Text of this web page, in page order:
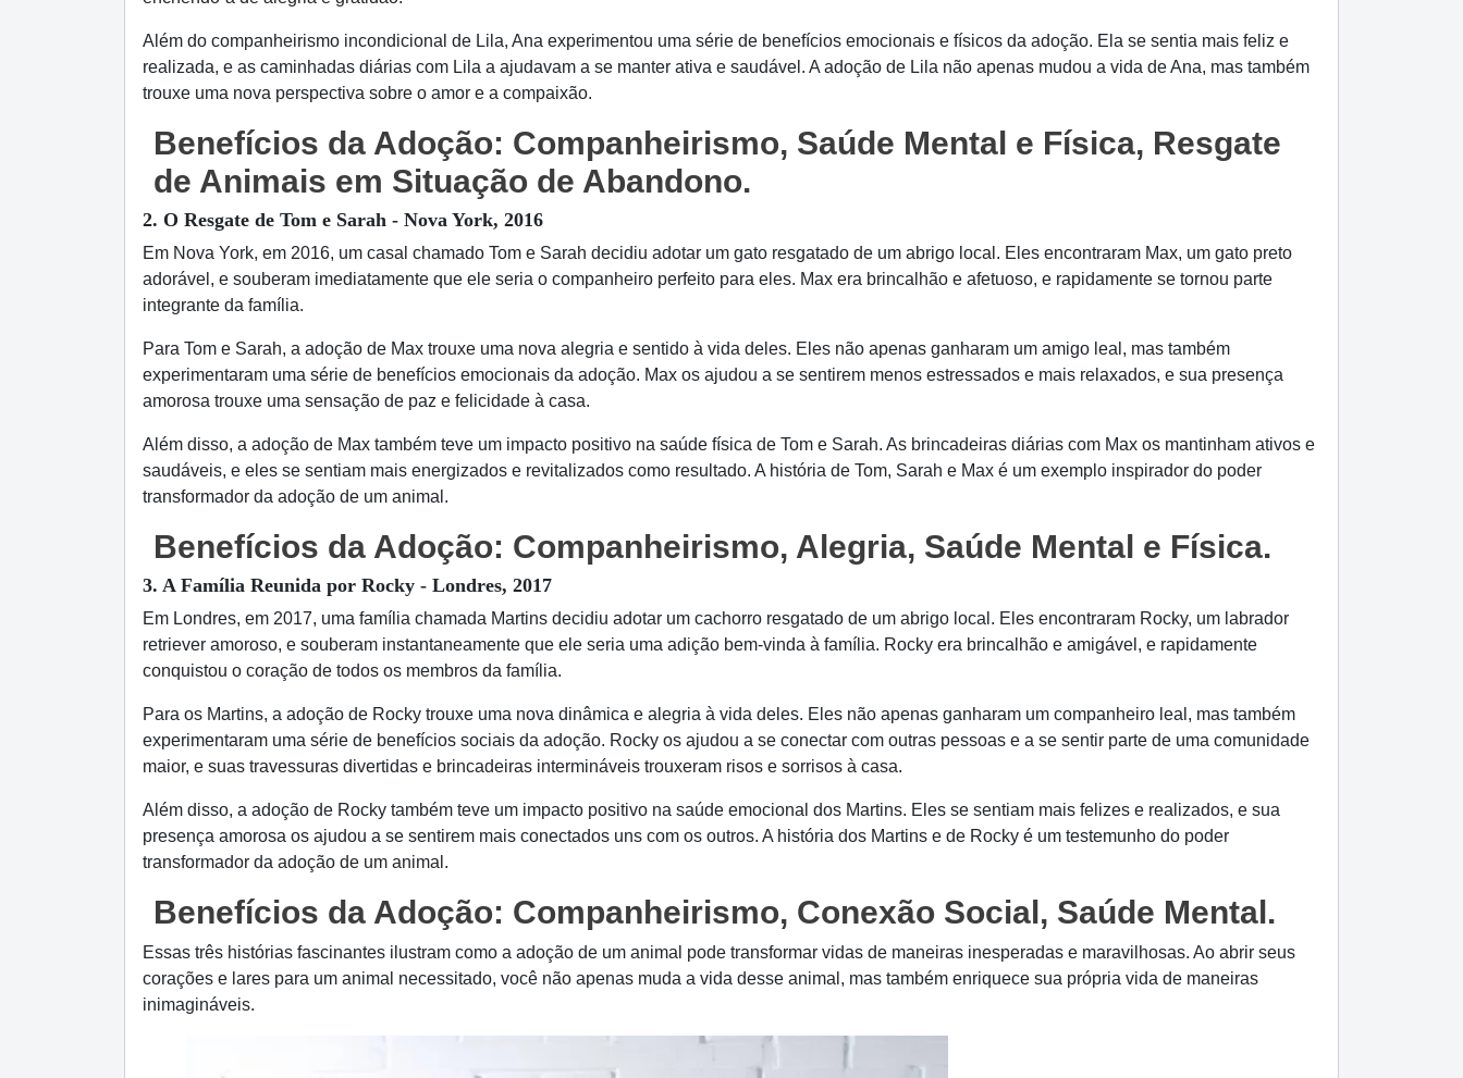
Além do companheirismo incondicional de Lila, Ana experimentou uma série de benefícios emocionais e físicos da adoção. Ela se sentia mais feliz e
realizada, e as caminhadas diárias com Lila a ajudavam a se manter ativa e saudável. A adoção de Lila não apenas mudou a vida de Ana, mas também
trouxe uma nova perspectiva sobre o amor e a compaixão.
Benefícios da Adoção: Companheirismo, Saúde Mental e Física, Resgate
de Animais em Situação de Abandono.
2. O Resgate de Tom e Sarah - Nova York, 2016
Em Nova York, em 2016, um casal chamado Tom e Sarah decidiu adotar um gato resgatado de um abrigo local. Eles encontraram Max, um gato preto
adorável, e souberam imediatamente que ele seria o companheiro perfeito para eles. Max era brincalhão e afetuoso, e rapidamente se tornou parte
integrante da família.
Para Tom e Sarah, a adoção de Max trouxe uma nova alegria e sentido à vida deles. Eles não apenas ganharam um amigo leal, mas também
experimentaram uma série de benefícios emocionais da adoção. Max os ajudou a se sentirem menos estressados e mais relaxados, e sua presença
amorosa trouxe uma sensação de paz e felicidade à casa.
Além disso, a adoção de Max também teve um impacto positivo na saúde física de Tom e Sarah. As brincadeiras diárias com Max os mantinham ativos e
saudáveis, e eles se sentiam mais energizados e revitalizados como resultado. A história de Tom, Sarah e Max é um exemplo inspirador do poder
transformador da adoção de um animal.
Benefícios da Adoção: Companheirismo, Alegria, Saúde Mental e Física.
3. A Família Reunida por Rocky - Londres, 2017
Em Londres, em 2017, uma família chamada Martins decidiu adotar um cachorro resgatado de um abrigo local. Eles encontraram Rocky, um labrador
retriever amoroso, e souberam instantaneamente que ele seria uma adição bem-vinda à família. Rocky era brincalhão e amigável, e rapidamente
conquistou o coração de todos os membros da família.
Para os Martins, a adoção de Rocky trouxe uma nova dinâmica e alegria à vida deles. Eles não apenas ganharam um companheiro leal, mas também
experimentaram uma série de benefícios sociais da adoção. Rocky os ajudou a se conectar com outras pessoas e a se sentir parte de uma comunidade
maior, e suas travessuras divertidas e brincadeiras intermináveis trouxeram risos e sorrisos à casa.
Além disso, a adoção de Rocky também teve um impacto positivo na saúde emocional dos Martins. Eles se sentiam mais felizes e realizados, e sua
presença amorosa os ajudou a se sentirem mais conectados uns com os outros. A história dos Martins e de Rocky é um testemunho do poder
transformador da adoção de um animal.
Benefícios da Adoção: Companheirismo, Conexão Social, Saúde Mental.
Essas três histórias fascinantes ilustram como a adoção de um animal pode transformar vidas de maneiras inesperadas e maravilhosas. Ao abrir seus
corações e lares para um animal necessitado, você não apenas muda a vida desse animal, mas também enriquece sua própria vida de maneiras
inimagináveis.